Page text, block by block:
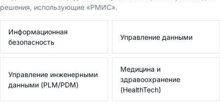
решения, использующие «РМИС».
Информационная
безопасность
Управление данными
Управление инженерными
данными (PLM/PDM)
Медицина и
здравоохранение
(HealthTech)